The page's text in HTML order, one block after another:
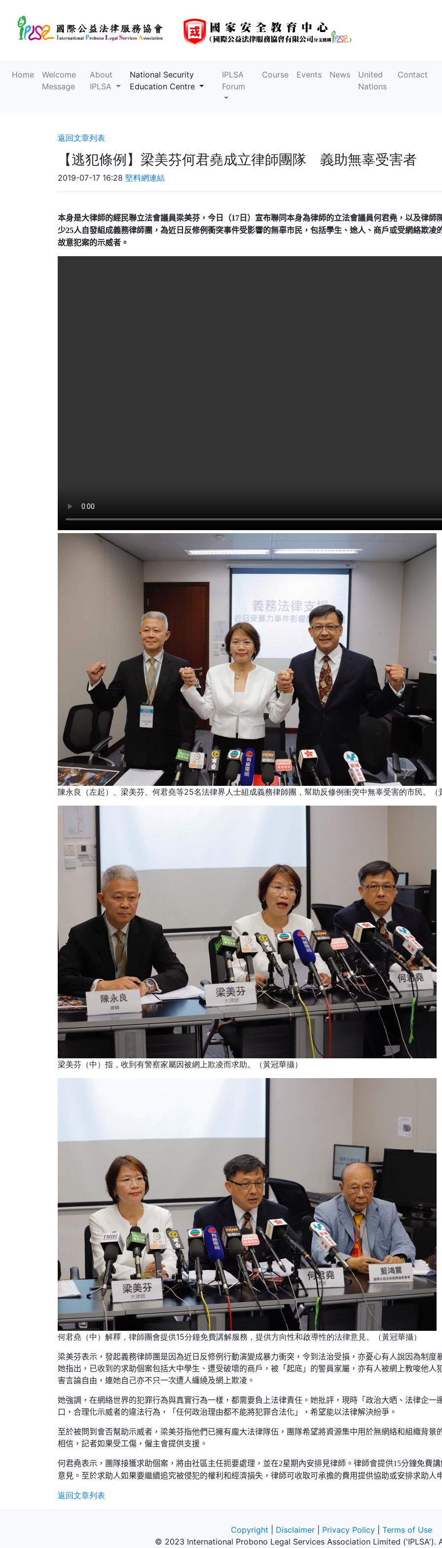
Home
Welcome
Message
About
IPLSA
National Security
Education Centre
IPLSA
Forum
Course Events News
United
Nations
Contact
返回文章列表
【逃犯條例】梁美芬何君堯成立律師團隊 義助無辜受害者
2019-07-17 16:28 堅料網連結
本身是大律師的經民聯立法會議員梁美芬，今日（17日）宣布聯同本身為律師的立法會議員何君堯，以及律
少25人自發組成義務律師團，為近日反修例衝突事件受影響的無辜市民，包括學生、途人、商戶或受網絡欺
故意犯案的示威者。
陳永良（左起）、梁美芬、何君堯等25名法律界人士組成義務律師團，幫助反修例衝突中無辜受害的市民。（
梁美芬（中）指，收到有警察家屬因被網上欺凌而求助。（黃冠華攝）
何君堯（中）解釋，律師團會提供15分鐘免費講解服務，提供方向性和啟導性的法律意見。（黃冠華攝）
梁美芬表示，發起義務律師團是因為近日反修例行動演變成暴力衝突，令到法治受損，亦憂心有人說因為制度
她指出，已收到的求助個案包括大中學生、遭受破壞的商戶，被「起底」的警員家屬，亦有人被網上教唆他人
害言論自由， 連她自己亦不只一次遭人纏繞及網上欺凌。
她強調，在網絡世界的犯罪行為與真實行為一樣，都需要負上法律責任。她批評，現時「政治大晒、法律企一
口， 合理化示威者的違法行為，「任何政治理由都不能將犯罪合法化」， 希望能以法律解決紛爭。
至於被問到會否幫助示威者，梁美芬指他們已擁有龐大法律隊伍，團隊希望將資源集中用於無網絡和組織背景
相信，記者如果受工傷，僱主會提供支援。
何君堯表示，團隊接獲求助個案，將由社區主任扼要處理，並在2星期內安排見律師。律師會提供15分鐘免費
意見。至於求助人如果要繼續追究被侵犯的權利和經濟損失，律師可收取可承擔的費用提供協助或安排求助人
返回文章列表
Copyright Disclaimer Privacy Policy
Terms of Use
© 2023 International Probono Legal Services Association Limited ('IPLSA').